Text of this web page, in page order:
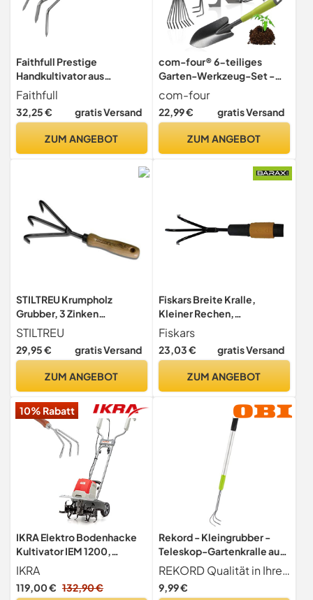
Faithfull Prestige
Handkultivator aus
Edelstahl mit Eschenstiel
Faithfull
32,25 € gratis Versand
ZUM ANGEBOT
com-four® 6-teiliges
Garten-Werkzeug-Set -
Gartenset mit
Doppelhacke,
Kleingrubber,
Blumenkelle -
Pflanzen und Gartenarbeit
com-four
22,99 € gratis Versand
ZUM ANGEBOT
STILTREU Krumpholz
Grubber, 3 Zinken
(geschmiedet) mit
Eschengriff (14 cm)
STILTREU
29,95 € gratis Versand
ZUM ANGEBOT
Fiskars Breite Kralle,
Kleiner Rechen,
Gerätekopf, Breite: 5,5 cm
Fiskars
23,03 € gratis Versand
ZUM ANGEBOT
10% Rabatt
IKRA Elektro Bodenhacke
Kultivator IEM 1200,
Arbeitsbreite 40cm,
Arbeitstiefe bis 20cm, inkl.
Handgrubber
IKRA
119,00 € 132,90 €
Rekord - Kleingrubber -
Teleskop-Gartenkralle aus
Stahl - 51-76 cm
REKORD Qualität in Ihrer Hand
9,99 €